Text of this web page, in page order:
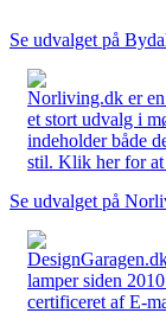
Se udvalget på
Norliving.dk er
et stort udvalg i
indeholder både
stil. Klik her for at
Se udvalget på
lamper siden
certificeret af E-